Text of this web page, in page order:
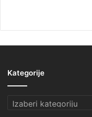
Kategorije
Kategorije